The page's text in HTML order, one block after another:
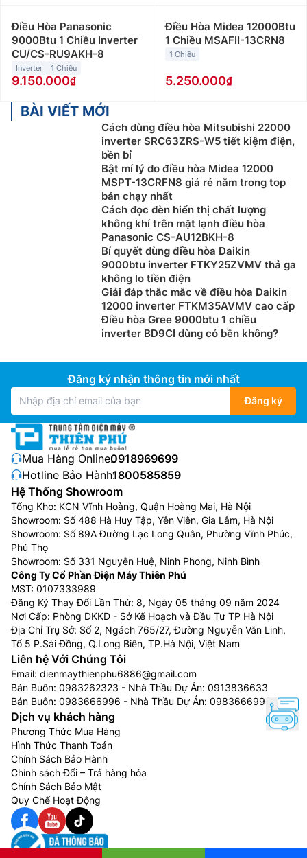
Điều Hòa Panasonic
9000Btu 1 Chiều Inverter
CU/CS-RU9AKH-8
Inverter 1 Chiều
9.150.000
Điều Hòa Midea 12000Btu
1 Chiều MSAFII-13CRN8
1 Chiều
5.250.000
BÀI VIẾT MỚI
Cách dùng điều hòa Mitsubishi 22000
inverter SRC63ZRS-W5 tiết kiệm điện,
bền bỉ
Bật mí lý do điều hòa Midea 12000
MSPT-13CRFN8 giá rẻ nằm trong top
bán chạy nhất
Cách đọc đèn hiển thị chất lượng
không khí trên mặt lạnh điều hòa
Panasonic CS-AU12BKH-8
Bí quyết dùng điều hòa Daikin
9000btu inverter FTKY25ZVMV thả ga
không lo tiền điện
Giải đáp thắc mắc về điều hòa Daikin
12000 inverter FTKM35AVMV cao cấp
Điều hòa Gree 9000btu 1 chiều
inverter BD9CI dùng có bền không?
Đăng ký nhận thông tin mới nhất
Đăng ký
Mua Hàng Online:0918969699
Hotline Bảo Hành:1800585859
Hệ Thống Showroom
Tổng Kho: KCN Vĩnh Hoàng, Quận Hoàng Mai, Hà Nội
Showroom: Số 488 Hà Huy Tập, Yên Viên, Gia Lâm, Hà Nội
Showroom: Số 89A Đường Lạc Long Quân, Phường Vĩnh Phúc,
Phú Thọ
Showroom: Số 331 Nguyễn Huệ, Ninh Phong, Ninh Bình
Công Ty Cổ Phần Điện Máy Thiên Phú
MST: 0107333989
Đăng Ký Thay Đổi Lần Thứ: 8, Ngày 05 tháng 09 năm 2024
Nơi Cấp: Phòng DKKD - Sở Kế Hoạch và Đầu Tư TP Hà Nội
Địa Chỉ Trụ Sở: Số 2, Ngách 765/27, Đường Nguyễn Văn Linh,
Tổ 5 P.Sài Đồng, Q.Long Biên, TP.Hà Nội, Việt Nam
Liên hệ Với Chúng Tôi
Email: dienmaythienphu6886@gmail.com
Bán Buôn: 0983262323 - Nhà Thầu Dự Án: 0913836633
Bán Buôn: 0983666996 - Nhà Thầu Dự Án: 0983666996
Dịch vụ khách hàng
Phương Thức Mua Hàng
Hình Thức Thanh Toán
Chính Sách Bảo Hành
Chính sách Đổi – Trả hàng hóa
Chính Sách Bảo Mật
Quy Chế Hoạt Động